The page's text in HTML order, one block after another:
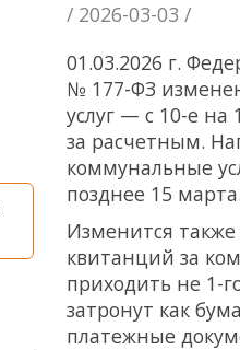
/ 2026-03-03 /
01.03.2026 г.
№ 177-ФЗ
услуг — с 10-е на
за расчетным.
коммунальные
позднее 15
Изменится
квитанций за
приходить не 1-
затронут как
платежные